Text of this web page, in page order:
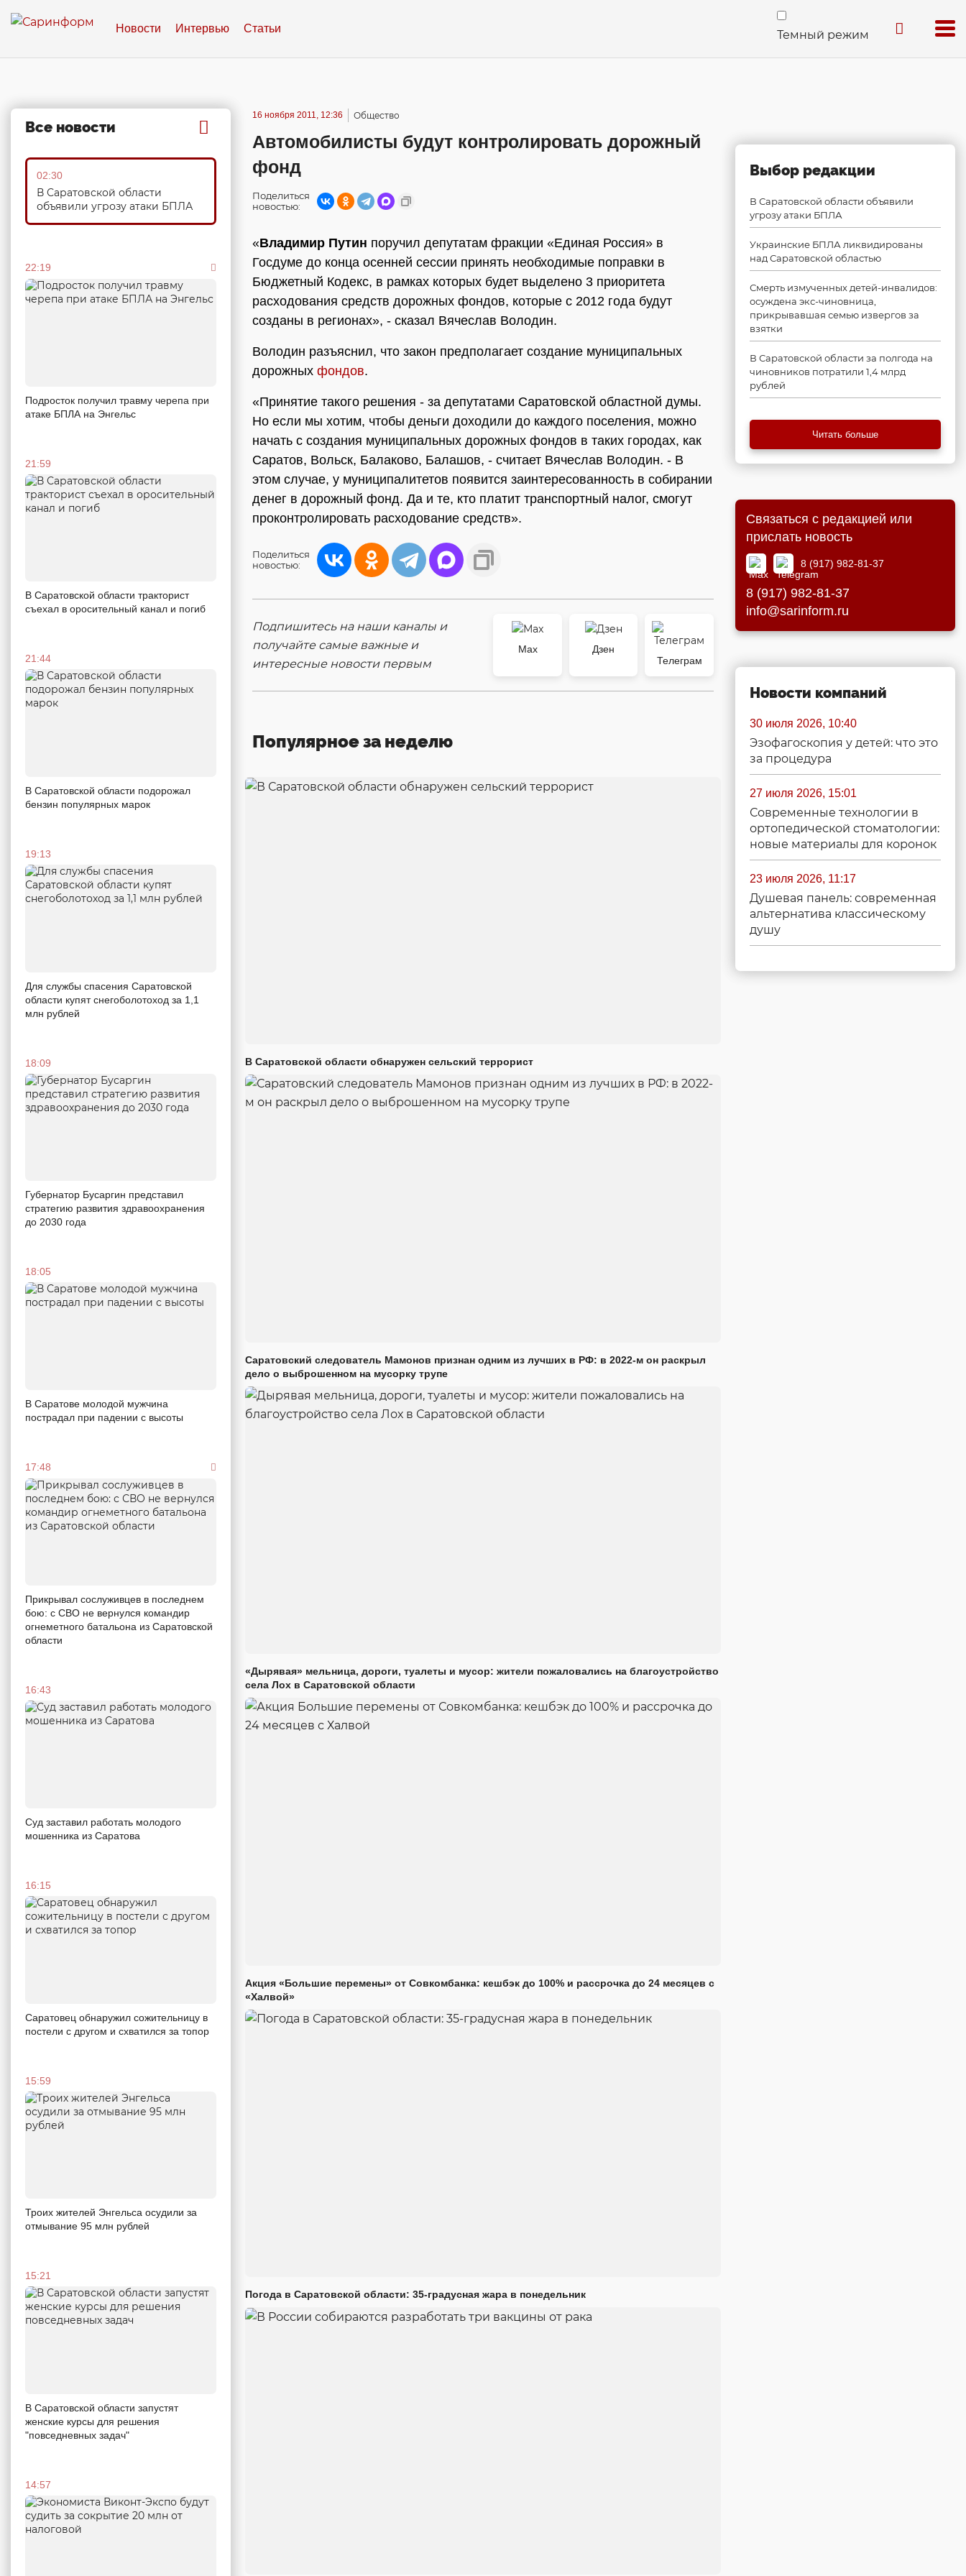
Новости Интервью Статьи Темный режим
Все новости
02:30
В Саратовской области
объявили угрозу атаки БПЛА
22:19
Подросток получил травму черепа при
атаке БПЛА на Энгельс
21:59
В Саратовской области тракторист
съехал в оросительный канал и погиб
21:44
В Саратовской области подорожал
бензин популярных марок
19:13
Для службы спасения Саратовской
области купят снегоболотоход за 1,1
млн рублей
18:09
Губернатор Бусаргин представил
стратегию развития здравоохранения
до 2030 года
18:05
В Саратове молодой мужчина
пострадал при падении с высоты
17:48
Прикрывал сослуживцев в последнем
бою: с СВО не вернулся командир
огнеметного батальона из Саратовской
области
16:43
Суд заставил работать молодого
мошенника из Саратова
16:15
Саратовец обнаружил сожительницу в
постели с другом и схватился за топор
15:59
Троих жителей Энгельса осудили за
отмывание 95 млн рублей
15:21
В Саратовской области запустят
женские курсы для решения
"повседневных задач"
14:57
16 ноября 2011, 12:36 Общество
Автомобилисты будут контролировать дорожный
фонд
Поделиться
новостью:
«Владимир Путин поручил депутатам фракции «Единая Россия» в
Госдуме до конца осенней сессии принять необходимые поправки в
Бюджетный Кодекс, в рамках которых будет выделено 3 приоритета
расходования средств дорожных фондов, которые с 2012 года будут
созданы в регионах», - сказал Вячеслав Володин.
Володин разъяснил, что закон предполагает создание муниципальных
дорожных фондов.
«Принятие такого решения - за депутатами Саратовской областной думы.
Но если мы хотим, чтобы деньги доходили до каждого поселения, можно
начать с создания муниципальных дорожных фондов в таких городах, как
Саратов, Вольск, Балаково, Балашов, - считает Вячеслав Володин. - В
этом случае, у муниципалитетов появится заинтересованность в собирании
денег в дорожный фонд. Да и те, кто платит транспортный налог, смогут
проконтролировать расходование средств».
Поделиться
новостью:
Подпишитесь на наши каналы и
получайте самые важные и
интересные новости первым
Max
Дзен
Телеграм
Популярное за неделю
В Саратовской области обнаружен сельский террорист
Саратовский следователь Мамонов признан одним из лучших в РФ: в 2022-м он раскрыл
дело о выброшенном на мусорку трупе
«Дырявая» мельница, дороги, туалеты и мусор: жители пожаловались на благоустройство
села Лох в Саратовской области
Акция «Большие перемены» от Совкомбанка: кешбэк до 100% и рассрочка до 24 месяцев с
«Халвой»
Погода в Саратовской области: 35-градусная жара в понедельник
Выбор редакции
В Саратовской области объявили
угрозу атаки БПЛА
Украинские БПЛА ликвидированы
над Саратовской областью
Смерть измученных детей-инвалидов:
осуждена экс-чиновница,
прикрывавшая семью извергов за
взятки
В Саратовской области за полгода на
чиновников потратили 1,4 млрд
рублей
Читать больше
Связаться с редакцией или
прислать новость
8 (917) 982-81-37
8 (917) 982-81-37
info@sarinform.ru
Новости компаний
30 июля 2026, 10:40
Эзофагоскопия у детей: что это
за процедура
27 июля 2026, 15:01
Современные технологии в
ортопедической стоматологии:
новые материалы для коронок
23 июля 2026, 11:17
Душевая панель: современная
альтернатива классическому
душу